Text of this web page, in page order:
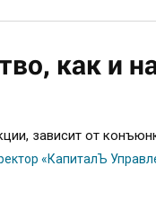
как и
«КапиталЪ